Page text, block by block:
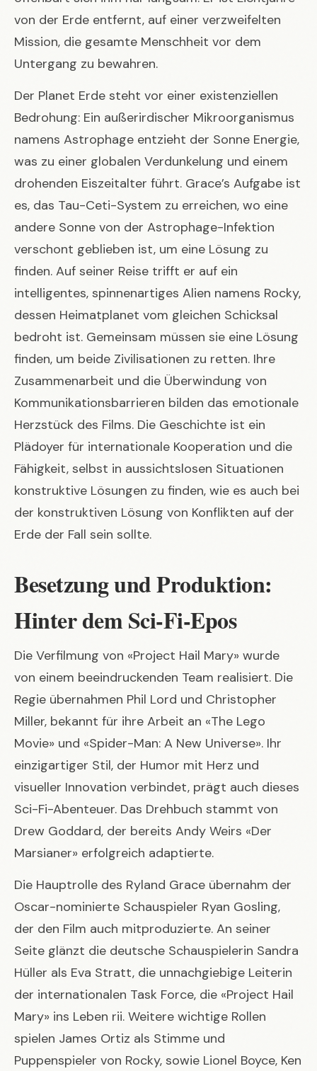
von der Erde entfernt, auf einer verzweifelten
Mission, die gesamte Menschheit vor dem
Untergang zu bewahren.
Der Planet Erde steht vor einer existenziellen
Bedrohung: Ein außerirdischer Mikroorganismus
namens Astrophage entzieht der Sonne Energie,
was zu einer globalen Verdunkelung und einem
drohenden Eiszeitalter führt. Grace’s Aufgabe ist
es, das Tau-Ceti-System zu erreichen, wo eine
andere Sonne von der Astrophage-Infektion
verschont geblieben ist, um eine Lösung zu
finden. Auf seiner Reise trifft er auf ein
intelligentes, spinnenartiges Alien namens Rocky,
dessen Heimatplanet vom gleichen Schicksal
bedroht ist. Gemeinsam müssen sie eine Lösung
finden, um beide Zivilisationen zu retten. Ihre
Zusammenarbeit und die Überwindung von
Kommunikationsbarrieren bilden das emotionale
Herzstück des Films. Die Geschichte ist ein
Plädoyer für internationale Kooperation und die
Fähigkeit, selbst in aussichtslosen Situationen
konstruktive Lösungen zu finden, wie es auch bei
der konstruktiven Lösung von Konflikten auf der
Erde der Fall sein sollte.
Besetzung und Produktion:
Hinter dem Sci-Fi-Epos
Die Verfilmung von «Project Hail Mary» wurde
von einem beeindruckenden Team realisiert. Die
Regie übernahmen Phil Lord und Christopher
Miller, bekannt für ihre Arbeit an «The Lego
Movie» und «Spider-Man: A New Universe». Ihr
einzigartiger Stil, der Humor mit Herz und
visueller Innovation verbindet, prägt auch dieses
Sci-Fi-Abenteuer. Das Drehbuch stammt von
Drew Goddard, der bereits Andy Weirs «Der
Marsianer» erfolgreich adaptierte.
Die Hauptrolle des Ryland Grace übernahm der
Oscar-nominierte Schauspieler Ryan Gosling,
der den Film auch mitproduzierte. An seiner
Seite glänzt die deutsche Schauspielerin Sandra
Hüller als Eva Stratt, die unnachgiebige Leiterin
der internationalen Task Force, die «Project Hail
Mary» ins Leben rii. Weitere wichtige Rollen
spielen James Ortiz als Stimme und
Puppenspieler von Rocky, sowie Lionel Boyce, Ken